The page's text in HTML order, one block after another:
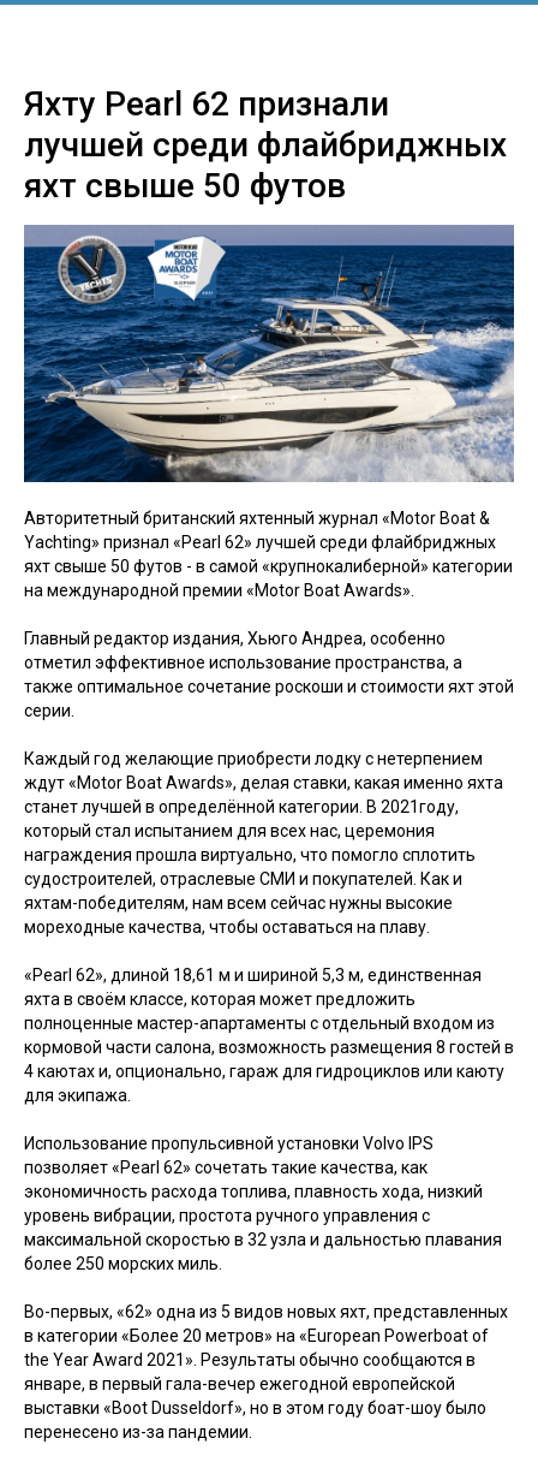
Яхту Pearl 62 признали
лучшей среди флайбриджных
яхт свыше 50 футов
Авторитетный британский яхтенный журнал «Motor Boat &
Yachting» признал «Pearl 62» лучшей среди флайбриджных
яхт свыше 50 футов - в самой «крупнокалиберной» категории
на международной премии «Motor Boat Awards».
Главный редактор издания, Хьюго Андреа, особенно
отметил эффективное использование пространства, а
также оптимальное сочетание роскоши и стоимости яхт этой
серии.
Каждый год желающие приобрести лодку с нетерпением
ждут «Motor Boat Awards», делая ставки, какая именно яхта
станет лучшей в определённой категории. В 2021году,
который стал испытанием для всех нас, церемония
награждения прошла виртуально, что помогло сплотить
судостроителей, отраслевые СМИ и покупателей. Как и
яхтам-победителям, нам всем сейчас нужны высокие
мореходные качества, чтобы оставаться на плаву.
«Pearl 62», длиной 18,61 м и шириной 5,3 м, единственная
яхта в своём классе, которая может предложить
полноценные мастер-апартаменты с отдельный входом из
кормовой части салона, возможность размещения 8 гостей в
4 каютах и, опционально, гараж для гидроциклов или каюту
для экипажа.
Использование пропульсивной установки Volvo IPS
позволяет «Pearl 62» сочетать такие качества, как
экономичность расхода топлива, плавность хода, низкий
уровень вибрации, простота ручного управления с
максимальной скоростью в 32 узла и дальностью плавания
более 250 морских миль.
Во-первых, «62» одна из 5 видов новых яхт, представленных
в категории «Более 20 метров» на «European Powerboat of
the Year Award 2021». Результаты обычно сообщаются в
январе, в первый гала-вечер ежегодной европейской
выставки «Boot Dusseldorf», но в этом году боат-шоу было
перенесено из-за пандемии.